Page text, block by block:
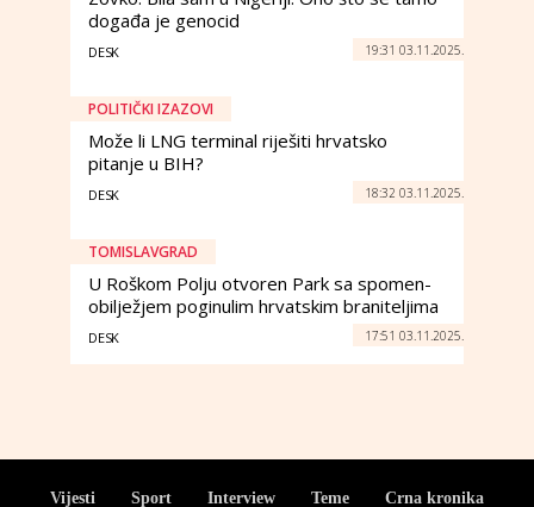
događa je genocid
DESK 19:31 03.11.2025.
POLITIČKI IZAZOVI
Može li LNG terminal riješiti hrvatsko
pitanje u BIH?
DESK 18:32 03.11.2025.
TOMISLAVGRAD
U Roškom Polju otvoren Park sa spomen-
obilježjem poginulim hrvatskim braniteljima
DESK 17:51 03.11.2025.
Vijesti Sport Interview Teme Crna kronika